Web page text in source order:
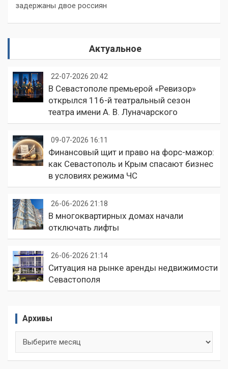
задержаны двое россиян
Актуальное
22-07-2026 20:42
В Севастополе премьерой «Ревизор»
открылся 116-й театральный сезон
театра имени А. В. Луначарского
09-07-2026 16:11
Финансовый щит и право на форс-мажор:
как Севастополь и Крым спасают бизнес
в условиях режима ЧС
26-06-2026 21:18
В многоквартирных домах начали
отключать лифты
26-06-2026 21:14
Ситуация на рынке аренды недвижимости
Севастополя
Архивы